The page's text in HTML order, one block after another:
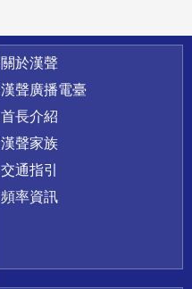
關於漢聲
漢聲廣播電臺
首長介紹
漢聲家族
交通指引
頻率資訊